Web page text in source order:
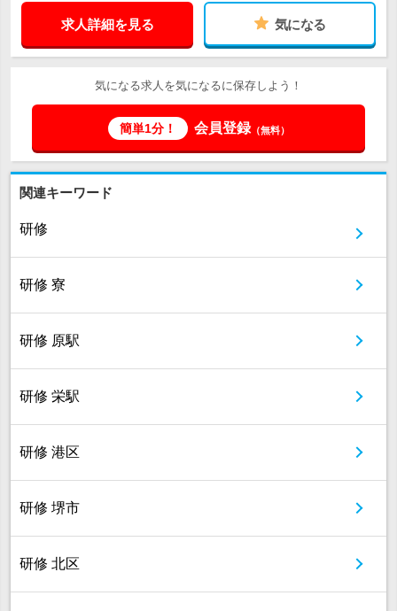
求人詳細を見る 気になる
気になる求人を気になるに保存しよう！
簡単1分！ 会員登録（無料）
関連キーワード
研修
研修 寮
研修 原駅
研修 栄駅
研修 港区
研修 堺市
研修 北区